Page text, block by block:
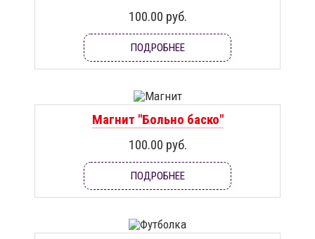
100.00 руб.
ПОДРОБНЕЕ
Магнит "Больно баско"
100.00 руб.
ПОДРОБНЕЕ